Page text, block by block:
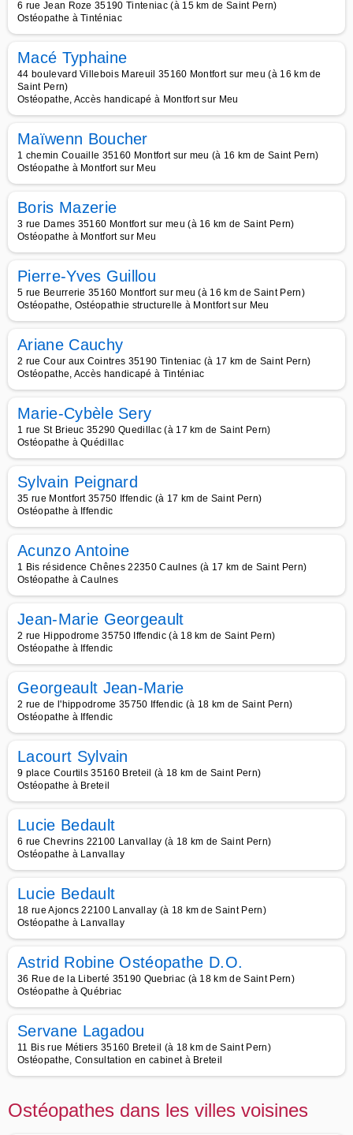
6 rue Jean Roze 35190 Tinteniac (à 15 km de Saint Pern)
Ostéopathe à Tinténiac
Macé Typhaine
44 boulevard Villebois Mareuil 35160 Montfort sur meu (à 16 km de
Saint Pern)
Ostéopathe, Accès handicapé à Montfort sur Meu
Maïwenn Boucher
1 chemin Couaille 35160 Montfort sur meu (à 16 km de Saint Pern)
Ostéopathe à Montfort sur Meu
Boris Mazerie
3 rue Dames 35160 Montfort sur meu (à 16 km de Saint Pern)
Ostéopathe à Montfort sur Meu
Pierre-Yves Guillou
5 rue Beurrerie 35160 Montfort sur meu (à 16 km de Saint Pern)
Ostéopathe, Ostéopathie structurelle à Montfort sur Meu
Ariane Cauchy
2 rue Cour aux Cointres 35190 Tinteniac (à 17 km de Saint Pern)
Ostéopathe, Accès handicapé à Tinténiac
Marie-Cybèle Sery
1 rue St Brieuc 35290 Quedillac (à 17 km de Saint Pern)
Ostéopathe à Quédillac
Sylvain Peignard
35 rue Montfort 35750 Iffendic (à 17 km de Saint Pern)
Ostéopathe à Iffendic
Acunzo Antoine
1 Bis résidence Chênes 22350 Caulnes (à 17 km de Saint Pern)
Ostéopathe à Caulnes
Jean-Marie Georgeault
2 rue Hippodrome 35750 Iffendic (à 18 km de Saint Pern)
Ostéopathe à Iffendic
Georgeault Jean-Marie
2 rue de l'hippodrome 35750 Iffendic (à 18 km de Saint Pern)
Ostéopathe à Iffendic
Lacourt Sylvain
9 place Courtils 35160 Breteil (à 18 km de Saint Pern)
Ostéopathe à Breteil
Lucie Bedault
6 rue Chevrins 22100 Lanvallay (à 18 km de Saint Pern)
Ostéopathe à Lanvallay
Lucie Bedault
18 rue Ajoncs 22100 Lanvallay (à 18 km de Saint Pern)
Ostéopathe à Lanvallay
Astrid Robine Ostéopathe D.O.
36 Rue de la Liberté 35190 Quebriac (à 18 km de Saint Pern)
Ostéopathe à Québriac
Servane Lagadou
11 Bis rue Métiers 35160 Breteil (à 18 km de Saint Pern)
Ostéopathe, Consultation en cabinet à Breteil
Ostéopathes dans les villes voisines